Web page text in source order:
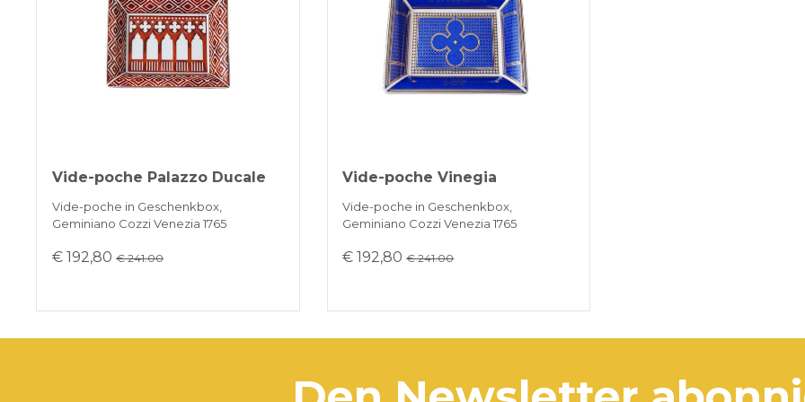
Vide-poche Palazzo Ducale
Vide-poche in Geschenkbox,
Geminiano Cozzi Venezia 1765
€ 192,80€ 241.00
Vide-poche Vinegia
Vide-poche in Geschenkbox,
Geminiano Cozzi Venezia 1765
€ 192,80€ 241.00